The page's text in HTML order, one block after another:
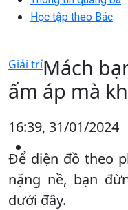
Học tập theo Bác
Giải tríMách
ấm áp mà
16:39, 31/01/2024
Để diện đồ theo
nặng nề, bạn
dưới đây.